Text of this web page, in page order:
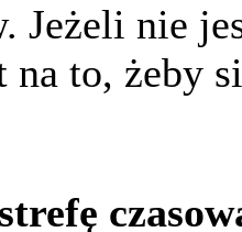
Jeżeli nie
na to, żeby